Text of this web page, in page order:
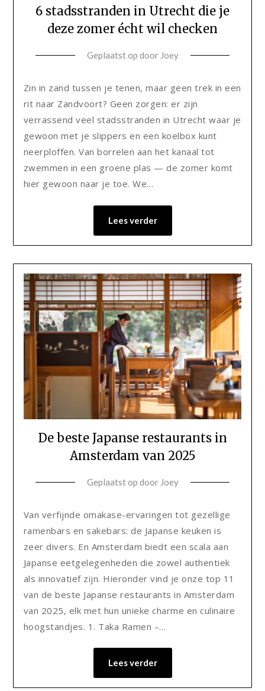
6 stadsstranden in Utrecht die je
deze zomer écht wil checken
Geplaatst op door Joey
Zin in zand tussen je tenen, maar geen trek in een
rit naar Zandvoort? Geen zorgen: er zijn
verrassend veel stadsstranden in Utrecht waar je
gewoon met je slippers en een koelbox kunt
neerploffen. Van borrelen aan het kanaal tot
zwemmen in een groene plas — de zomer komt
hier gewoon naar je toe. We…
Lees verder
De beste Japanse restaurants in
Amsterdam van 2025
Geplaatst op door Joey
Van verfijnde omakase-ervaringen tot gezellige
ramenbars en sakebars: de Japanse keuken is
zeer divers. En Amsterdam biedt een scala aan
Japanse eetgelegenheden die zowel authentiek
als innovatief zijn. Hieronder vind je onze top 11
van de beste Japanse restaurants in Amsterdam
van 2025, elk met hun unieke charme en culinaire
hoogstandjes.​ 1. Taka Ramen –…
Lees verder